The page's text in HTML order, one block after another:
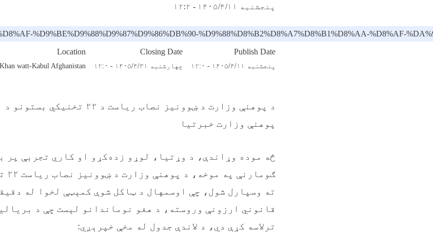
پنجشنبه ۱۴۰۵/۴/۱۱ - ۱۲:۲
%D9%BE%D9%88%D9%87%D9%86%DB%90-%D9%88%D8%B2%D8%A7%D8%B1%D8%AA-%D8%AF-
Publish Date
پنجشنبه ۱۴۰۵/۴/۱۱ - ۱۲:۰
Closing Date
چهارشنبه ۱۴۰۵/۴/۳۱ - ۱۲:۰
Location
watt-Kabul Afghanistan
د پوهنې وزارت د ښوونیز نصاب ریاست
پوهنې وزارت خبرتیا
څه موده وړاندې، د وړتیا، لوړو زده‌کړو او کاري تجربې پر
ته وسپارل شول، چې اوسمهال د ټاکل شوې کمېټې لخوا له
قانوني ارزونې وروسته، د هغو نوماندانو لېست چې د
ترلاسه کړې دي، د لاندې جدول له مخې خپرېږي: